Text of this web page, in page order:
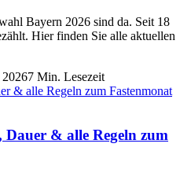
Bayern 2026 sind da. Seit 18
Hier finden Sie alle aktuellen
7 Min. Lesezeit
& alle Regeln zum